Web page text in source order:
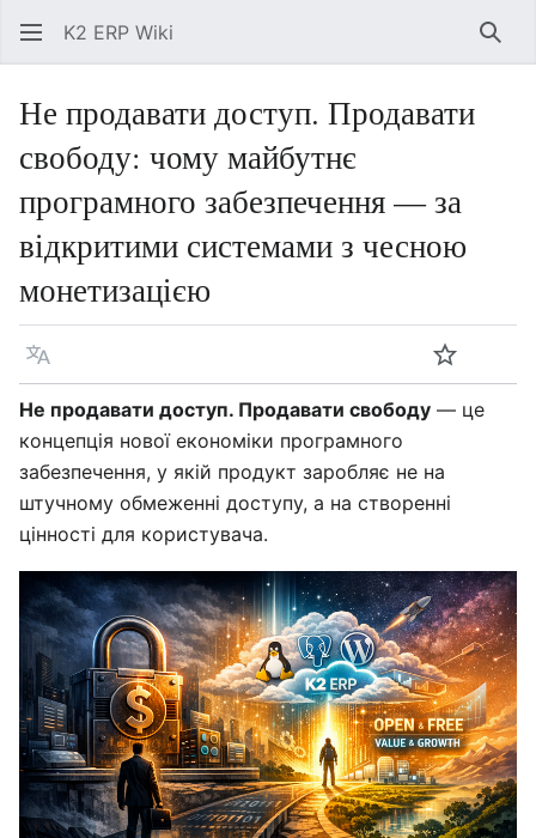
K2 ERP Wiki
Не продавати доступ. Продавати
свободу: чому майбутнє
програмного забезпечення — за
відкритими системами з чесною
монетизацією
Мова
Не продавати доступ. Продавати свободу — це
концепція нової економіки програмного
забезпечення, у якій продукт заробляє не на
штучному обмеженні доступу, а на створенні
цінності для користувача.